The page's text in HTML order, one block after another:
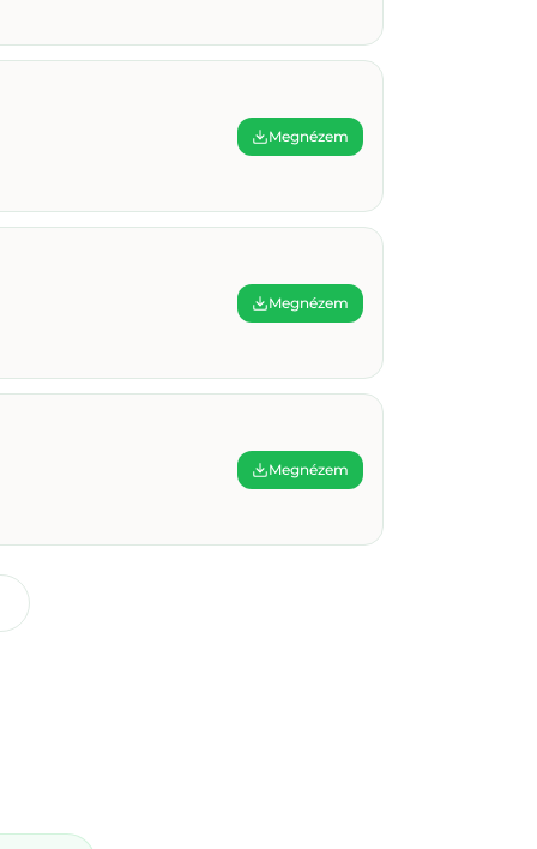
Megnézem
Megnézem
Megnézem